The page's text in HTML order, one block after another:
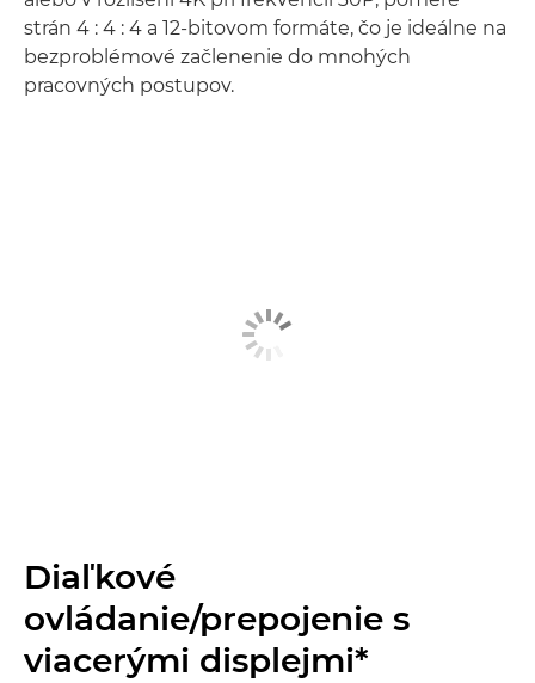
strán 4 : 4 : 4 a 12-bitovom formáte, čo je ideálne na
bezproblémové začlenenie do mnohých
pracovných postupov.
Diaľkové
ovládanie/prepojenie s
viacerými displejmi*